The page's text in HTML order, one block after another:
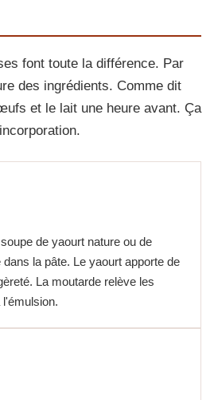
font toute la différence. Par
des ingrédients. Comme dit
et le lait une heure avant. Ça
de yaourt nature ou de
la pâte. Le yaourt apporte de
La moutarde relève les